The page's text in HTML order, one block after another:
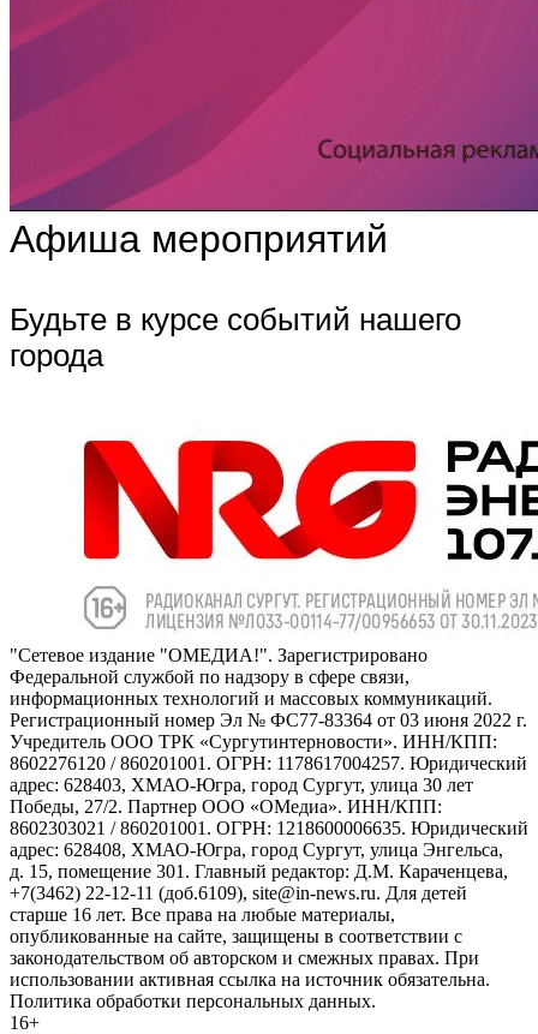
Афиша мероприятий
Будьте в курсе событий нашего
города
"Сетевое издание "ОМЕДИА!". Зарегистрировано
Федеральной службой по надзору в сфере связи,
информационных технологий и массовых коммуникаций.
Регистрационный номер Эл № ФС77-83364 от 03 июня 2022 г.
Учредитель ООО ТРК «Сургутинтерновости». ИНН/КПП:
8602276120 / 860201001. ОГРН: 1178617004257. Юридический
адрес: 628403, ХМАО-Югра, город Сургут, улица 30 лет
Победы, 27/2. Партнер ООО «ОМедиа». ИНН/КПП:
8602303021 / 860201001. ОГРН: 1218600006635. Юридический
адрес: 628408, ХМАО-Югра, город Сургут, улица Энгельса,
д. 15, помещение 301. Главный редактор: Д.М. Караченцева,
+7(3462) 22-12-11 (доб.6109), site@in-news.ru. Для детей
старше 16 лет. Все права на любые материалы,
опубликованные на сайте, защищены в соответствии с
законодательством об авторском и смежных правах. При
использовании активная ссылка на источник обязательна.
Политика обработки персональных данных.
16+